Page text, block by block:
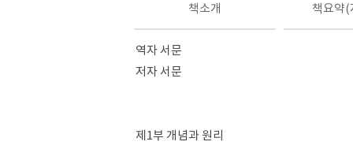
책소개 책요약(
역자 서문
저자 서문
제1부 개념과 원리